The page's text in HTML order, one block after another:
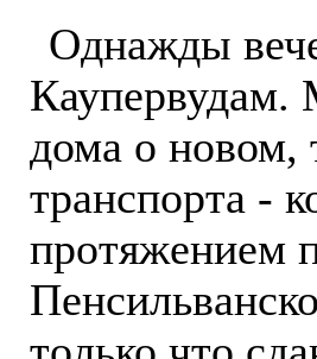
Однажды
Каупервудам.
дома о новом,
транспорта -
протяжением